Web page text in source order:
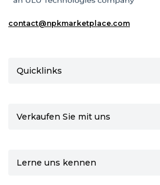
contact@npkmarketplace.com
Quicklinks
Verkaufen Sie mit uns
Lerne uns kennen